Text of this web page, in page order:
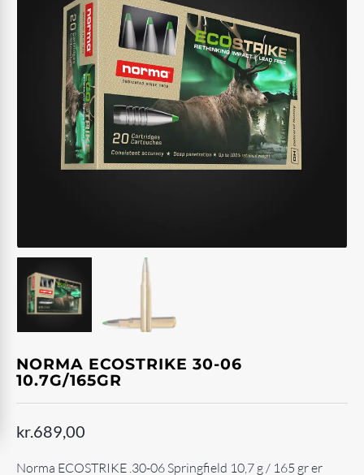
NORMA ECOSTRIKE 30-06
10.7G/165GR
kr.689,00
Norma ECOSTRIKE .30-06 Springfield 10,7 g / 165 gr er